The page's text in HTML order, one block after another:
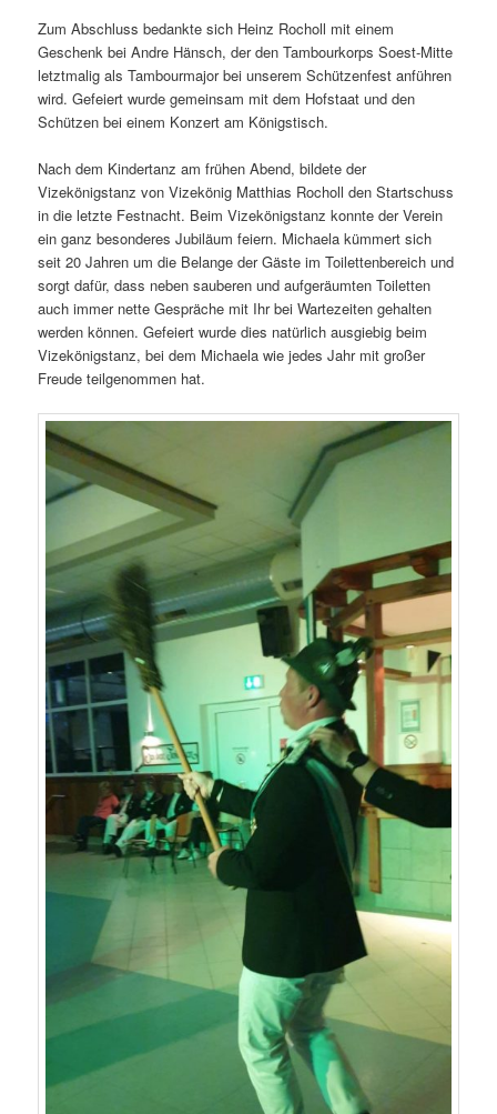
Zum Abschluss bedankte sich Heinz Rocholl mit einem
Geschenk bei Andre Hänsch, der den Tambourkorps Soest-Mitte
letztmalig als Tambourmajor bei unserem Schützenfest anführen
wird. Gefeiert wurde gemeinsam mit dem Hofstaat und den
Schützen bei einem Konzert am Königstisch.
Nach dem Kindertanz am frühen Abend, bildete der
Vizekönigstanz von Vizekönig Matthias Rocholl den Startschuss
in die letzte Festnacht. Beim Vizekönigstanz konnte der Verein
ein ganz besonderes Jubiläum feiern. Michaela kümmert sich
seit 20 Jahren um die Belange der Gäste im Toilettenbereich und
sorgt dafür, dass neben sauberen und aufgeräumten Toiletten
auch immer nette Gespräche mit Ihr bei Wartezeiten gehalten
werden können. Gefeiert wurde dies natürlich ausgiebig beim
Vizekönigstanz, bei dem Michaela wie jedes Jahr mit großer
Freude teilgenommen hat.